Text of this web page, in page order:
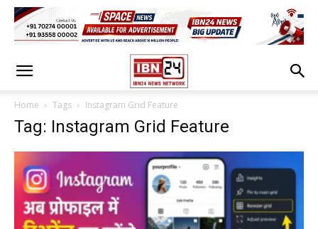
Home Tags Instagram Grid Feature
Tag: Instagram Grid Feature